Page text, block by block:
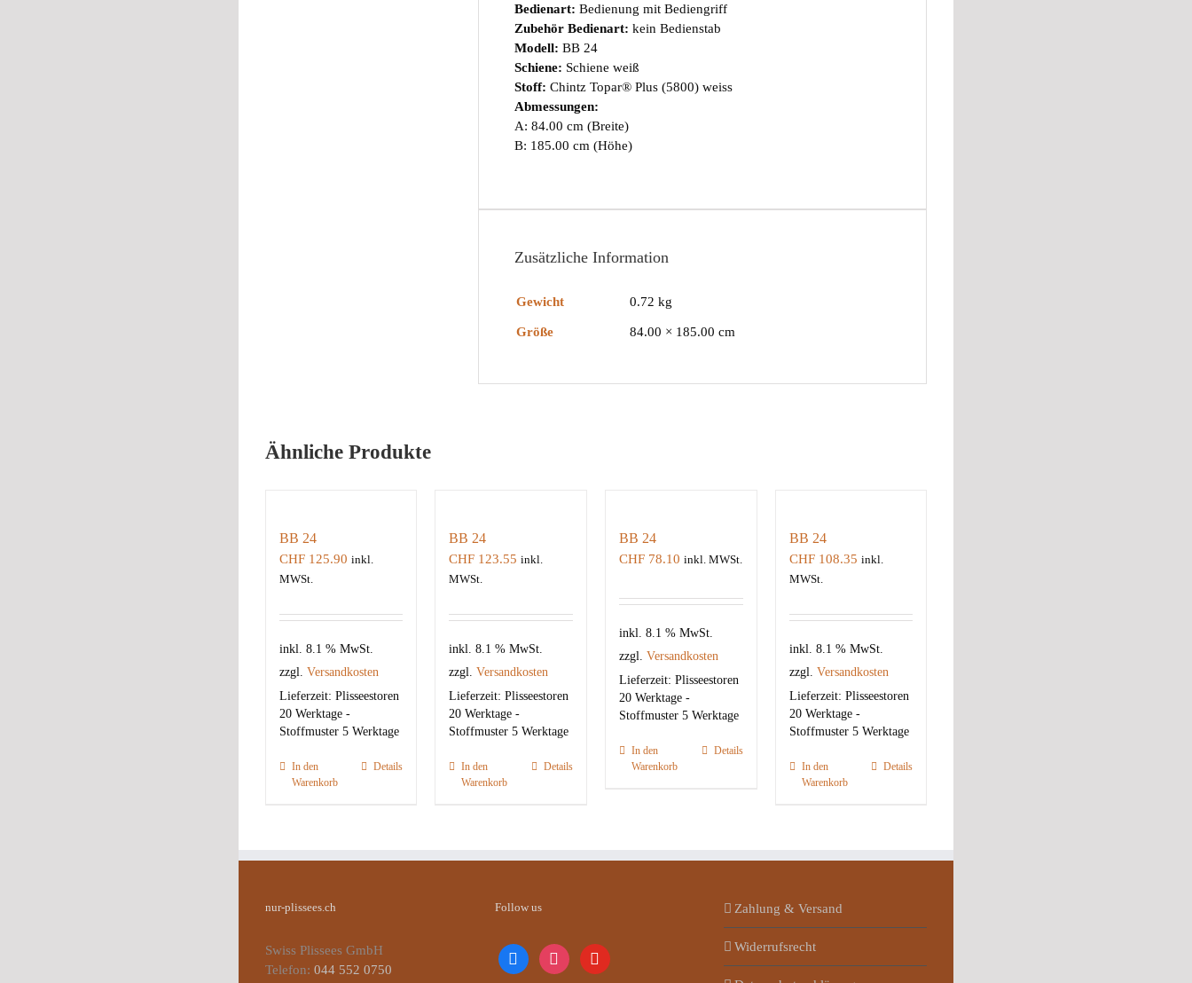
Bedienart: Bedienung mit Bediengriff
Zubehör Bedienart: kein Bedienstab
Modell: BB 24
Schiene: Schiene weiß
Stoff: Chintz Topar® Plus (5800) weiss
Abmessungen:
A: 84.00 cm (Breite)
B: 185.00 cm (Höhe)
Zusätzliche Information
Gewicht 0.72 kg
Größe 84.00 × 185.00 cm
Ähnliche Produkte
BB 24
CHF125.90 inkl.
MWSt.
inkl. 8.1 % MwSt.
zzgl. Versandkosten
Lieferzeit: Plisseestoren
20 Werktage -
Stoffmuster 5 Werktage
In den
Warenkorb
Details
BB 24
CHF 123.55 inkl.
MWSt.
inkl. 8.1 % MwSt.
zzgl.Versandkosten
Lieferzeit:Plisseestoren
20 Werktage -
Stoffmuster 5 Werktage
In den
Warenkorb
Details
BB 24
CHF78.10 inkl. MWSt.
inkl. 8.1 % MwSt.
zzgl. Versandkosten
Lieferzeit: Plisseestoren
20 Werktage -
Stoffmuster 5 Werktage
In den
Warenkorb
Details
BB 24
CHF108.35 inkl.
MWSt.
inkl. 8.1 % MwSt.
zzgl. Versandkosten
Lieferzeit: Plisseestoren
20 Werktage -
Stoffmuster 5 Werktage
In den
Warenkorb
Details
nur-plissees.ch
Swiss Plissees GmbH
Telefon: 044 552 0750
Follow us
facebookinstagramyoutube
Zahlung & Versand
Widerrufsrecht